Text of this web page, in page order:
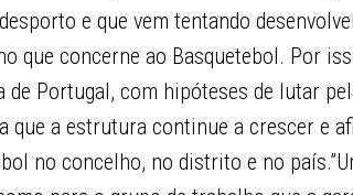
e que vem tentando
que concerne ao Basquetebol. Por
de Portugal, com hipóteses de lutar
que a estrutura continue a crescer e
no concelho, no distrito e no